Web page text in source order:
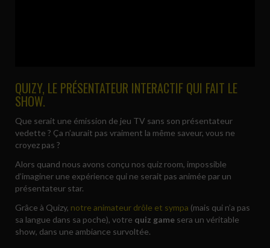
QUIZY, LE PRÉSENTATEUR INTERACTIF QUI FAIT LE
SHOW.
Que serait une émission de jeu TV sans son présentateur
vedette ? Ça n’aurait pas vraiment la même saveur, vous ne
croyez pas ?
Alors quand nous avons conçu nos quiz room, impossible
d’imaginer une expérience qui ne serait pas animée par un
présentateur star.
Grâce à Quizy, notre animateur drôle et sympa (mais qui n’a pas
sa langue dans sa poche), votre quiz game sera un véritable
show, dans une ambiance survoltée.